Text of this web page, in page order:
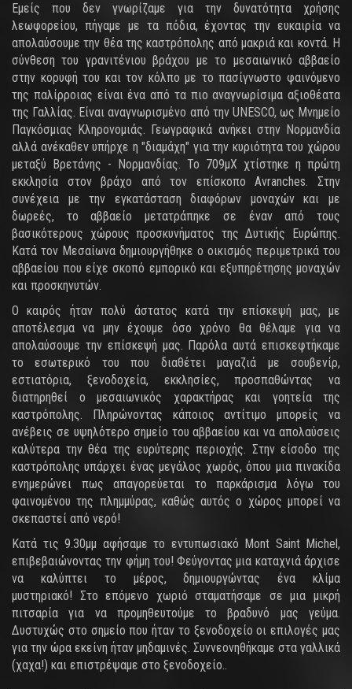
Εμείς που δεν γνωρίζαμε για την δυνατότητα χρήσης
λεωφορείου, πήγαμε με τα πόδια, έχοντας την ευκαιρία να
απολαύσουμε την θέα της καστρόπολης από μακριά και κοντά. Η
σύνθεση του γρανιτένιου βράχου με το μεσαιωνικό αββαείο
στην κορυφή του και τον κόλπο με το πασίγνωστο φαινόμενο
της παλίρροιας είναι ένα από τα πιο αναγνωρίσιμα αξιοθέατα
της Γαλλίας. Είναι αναγνωρισμένο από την UNESCO, ως Μνημείο
Παγκόσμιας Κληρονομιάς. Γεωγραφικά ανήκει στην Νορμανδία
αλλά ανέκαθεν υπήρχε η "διαμάχη" για την κυριότητα του χώρου
μεταξύ Βρετάνης - Νορμανδίας. Το 709μΧ χτίστηκε η πρώτη
εκκλησία στον βράχο από τον επίσκοπο Avranches. Στην
συνέχεια με την εγκατάσταση διαφόρων μοναχών και με
δωρεές, το αββαείο μετατράπηκε σε έναν από τους
βασικότερους χώρους προσκυνήματος της Δυτικής Ευρώπης.
Κατά τον Μεσαίωνα δημιουργήθηκε ο οικισμός περιμετρικά του
αββαείου που είχε σκοπό εμπορικό και εξυπηρέτησης μοναχών
και προσκηνυτών.
Ο καιρός ήταν πολύ άστατος κατά την επίσκεψή μας, με
αποτέλεσμα να μην έχουμε όσο χρόνο θα θέλαμε για να
απολαύσουμε την επίσκεψή μας. Παρόλα αυτά επισκεφτήκαμε
το εσωτερικό του που διαθέτει μαγαζιά με σουβενίρ,
εστιατόρια, ξενοδοχεία, εκκλησίες, προσπαθώντας να
διατηρηθεί ο μεσαιωνικός χαρακτήρας και γοητεία της
καστρόπολης. Πληρώνοντας κάποιος αντίτιμο μπορείς να
ανέβεις σε υψηλότερο σημείο του αββαείου και να απολαύσεις
καλύτερα την θέα της ευρύτερης περιοχής. Στην είσοδο της
καστρόπολης υπάρχει ένας μεγάλος χωρός, όπου μια πινακίδα
ενημερώνει πως απαγορεύεται το παρκάρισμα λόγω του
φαινομένου της πλημμύρας, καθώς αυτός ο χώρος μπορεί να
σκεπαστεί από νερό!
Κατά τις 9.30μμ αφήσαμε το εντυπωσιακό Mont Saint Michel,
επιβεβαιώνοντας την φήμη του! Φεύγοντας μια καταχνιά άρχισε
να καλύπτει το μέρος, δημιουργώντας ένα κλίμα
μυστηριακό! Στο επόμενο χωριό σταματήσαμε σε μια μικρή
πιτσαρία για να προμηθευτούμε το βραδυνό μας γεύμα.
Δυστυχώς στο σημείο που ήταν το ξενοδοχείο οι επιλογές μας
για την ώρα εκείνη ήταν μηδαμινές. Συννεονηθήκαμε στα γαλλικά
(χαχα!) και επιστρέψαμε στο ξενοδοχείο..